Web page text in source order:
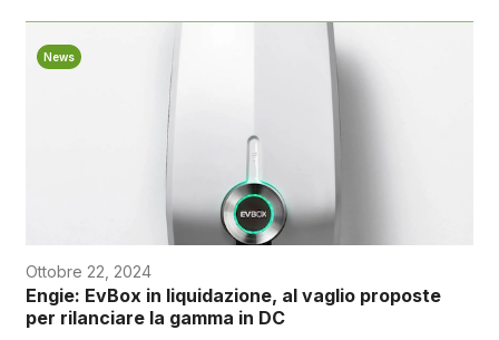
News
Ottobre 22, 2024
Engie: EvBox in liquidazione, al vaglio proposte
per rilanciare la gamma in DC